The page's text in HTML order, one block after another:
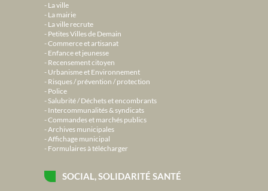
La ville
La mairie
La ville recrute
Petites Villes de Demain
Commerce et artisanat
Enfance et jeunesse
Recensement citoyen
Urbanisme et Environnement
Risques / prévention / protection
Police
Salubrité / Déchets et encombrants
Intercommunalités & syndicats
Commandes et marchés publics
Archives municipales
Affichage municipal
Formulaires à télécharger
SOCIAL, SOLIDARITÉ SANTÉ